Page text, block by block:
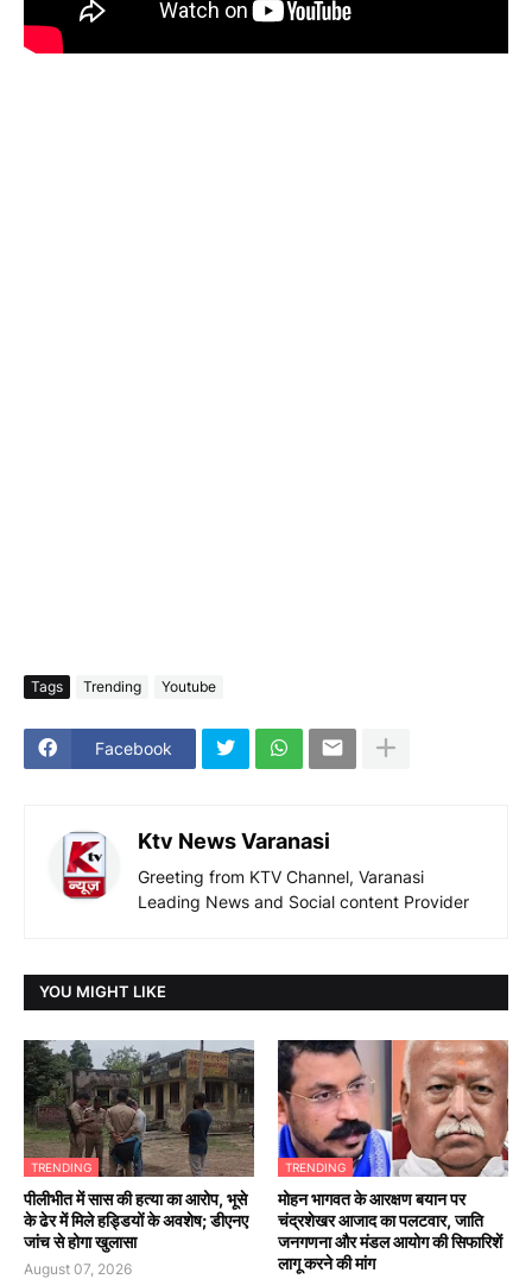
Tags Trending Youtube
Facebook
Ktv News Varanasi
Greeting from KTV Channel, Varanasi
Leading News and Social content Provider
YOU MIGHT LIKE
TRENDING
पीलीभीत में सास की हत्या का आरोप, भूसे
के ढेर में मिले हड्डियों के अवशेष; डीएनए
जांच से होगा खुलासा
August 07, 2026
TRENDING
मोहन भागवत के आरक्षण बयान पर
चंद्रशेखर आजाद का पलटवार, जाति
जनगणना और मंडल आयोग की सिफारिशें
लागू करने की मांग